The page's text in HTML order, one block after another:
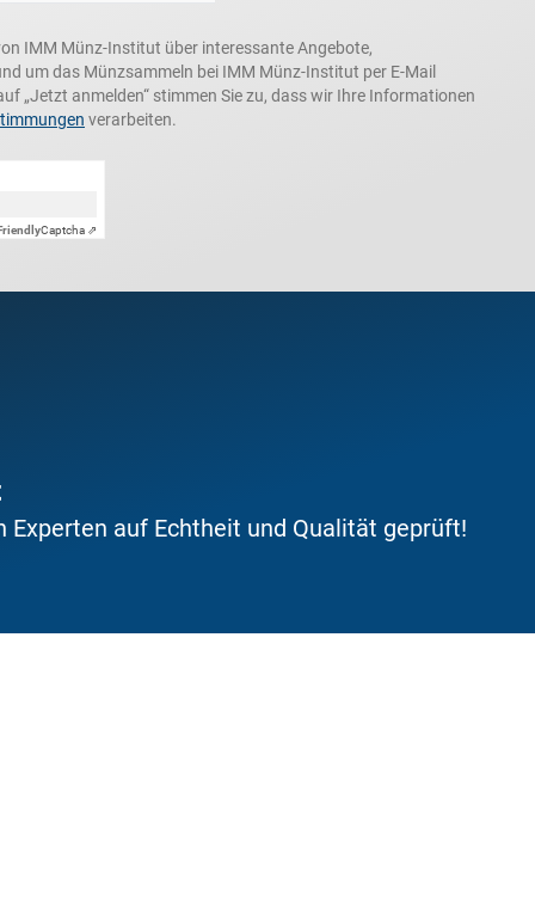
IMM Münz-Institut über interessante Angebote,
um das Münzsammeln bei IMM Münz-Institut per E-Mail
„Jetzt anmelden“ stimmen Sie zu, dass wir Ihre Informationen
verarbeiten.
Captcha ⇗
Experten auf Echtheit und Qualität geprüft!